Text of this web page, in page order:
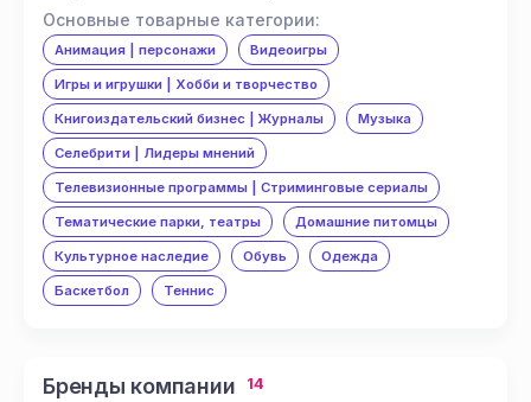
Основные товарные категории:
Анимация | персонажи Видеоигры
Игры и игрушки | Хобби и творчество
Книгоиздательский бизнес | Журналы Музыка
Селебрити | Лидеры мнений
Телевизионные программы | Стриминговые сериалы
Тематические парки, театры Домашние питомцы
Культурное наследие Обувь Одежда
Баскетбол Теннис
Бренды компании 14